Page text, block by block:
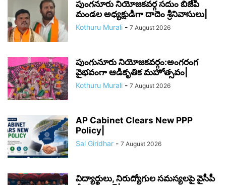
పుంగనూరు నియోజకవర్గ సదుం బిజేపి
మండల అధ్యక్షుడిగా దాదెం శ్రీనివాసులు|
Kothuru Murali - 7 August 2026
పుంగునూరు నియోజకవర్గం:అంగరంగ
వైభవంగా ఆడికృతిక మహోత్సవం|
Kothuru Murali - 7 August 2026
AP Cabinet Clears New PPP
Policy|
Sai Giridhar - 7 August 2026
విద్యార్థులు, నిరుద్యోగుల సమస్యలపై వైసీపీ